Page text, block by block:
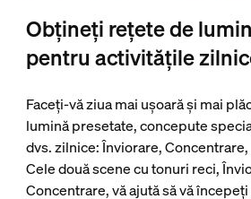
Obțineți rețete de
pentru activitățile
Faceți-vă ziua mai ușoară și mai
lumină presetate, concepute
dvs. zilnice: Înviorare,
Cele două scene cu tonuri reci,
Concentrare, vă ajută să vă începeți